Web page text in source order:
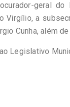
geral
Virgílio, a
Cunha, além
Legislativo